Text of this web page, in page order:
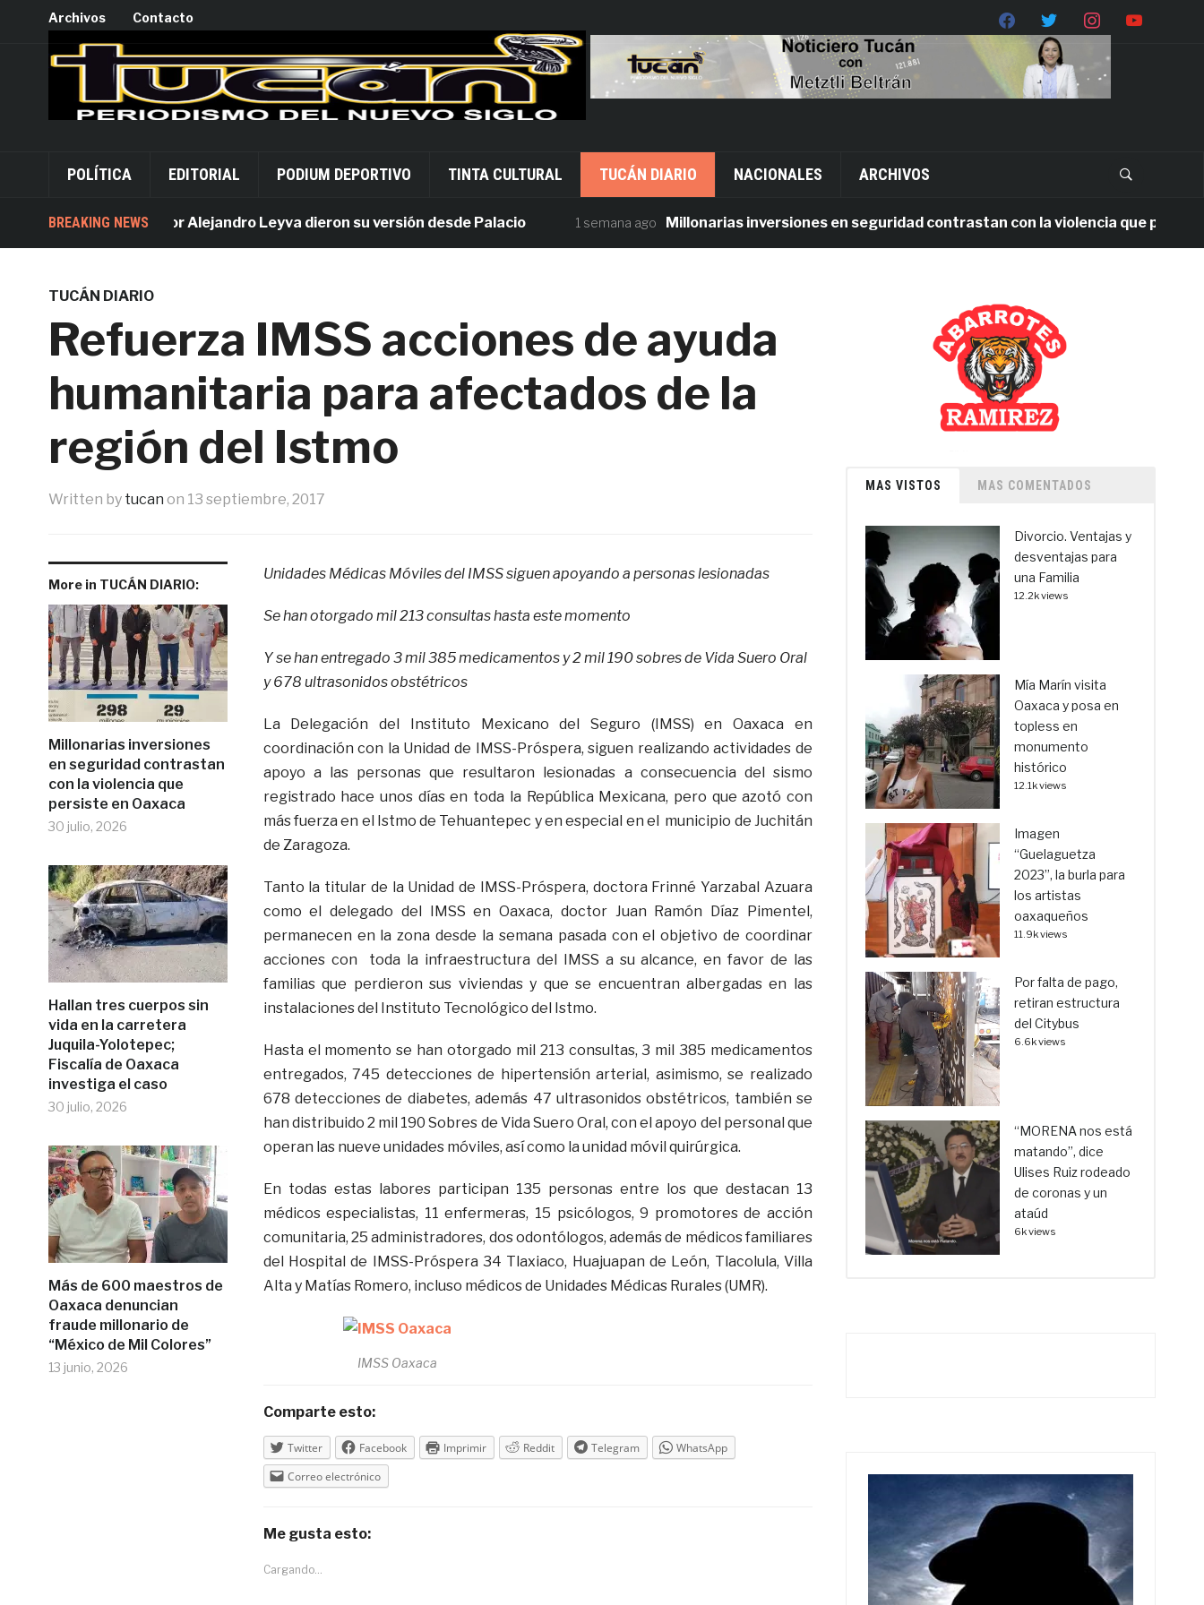
Archivos Contacto
POLÍTICA EDITORIAL PODIUM DEPORTIVO TINTA CULTURAL TUCÁN DIARIO NACIONALES ARCHIVOS
BREAKING NEWS
Acusados por Alejandro Leyva dieron su versión desde Palacio 1 semana ago Millonarias inversiones en seguridad contrastan con la violencia que persiste en
TUCÁN DIARIO
Refuerza IMSS acciones de ayuda
humanitaria para afectados de la
región del Istmo
Written by tucan on 13 septiembre, 2017
More in TUCÁN DIARIO:
Millonarias inversiones
en seguridad contrastan
con la violencia que
persiste en Oaxaca
30 julio, 2026
Hallan tres cuerpos sin
vida en la carretera
Juquila-Yolotepec;
Fiscalía de Oaxaca
investiga el caso
30 julio, 2026
Más de 600 maestros de
Oaxaca denuncian
fraude millonario de
“México de Mil Colores”
13 junio, 2026
Unidades Médicas Móviles del IMSS siguen apoyando a personas lesionadas
Se han otorgado mil 213 consultas hasta este momento
Y se han entregado 3 mil 385 medicamentos y 2 mil 190 sobres de Vida Suero Oral
y 678 ultrasonidos obstétricos
La Delegación del Instituto Mexicano del Seguro (IMSS) en Oaxaca en
coordinación con la Unidad de IMSS-Próspera, siguen realizando actividades de
apoyo a las personas que resultaron lesionadas a consecuencia del sismo
registrado hace unos días en toda la República Mexicana, pero que azotó con
más fuerza en el Istmo de Tehuantepec y en especial en el municipio de Juchitán
de Zaragoza.
Tanto la titular de la Unidad de IMSS-Próspera, doctora Frinné Yarzabal Azuara
como el delegado del IMSS en Oaxaca, doctor Juan Ramón Díaz Pimentel,
permanecen en la zona desde la semana pasada con el objetivo de coordinar
acciones con toda la infraestructura del IMSS a su alcance, en favor de las
familias que perdieron sus viviendas y que se encuentran albergadas en las
instalaciones del Instituto Tecnológico del Istmo.
Hasta el momento se han otorgado mil 213 consultas, 3 mil 385 medicamentos
entregados, 745 detecciones de hipertensión arterial, asimismo, se realizado
678 detecciones de diabetes, además 47 ultrasonidos obstétricos, también se
han distribuido 2 mil 190 Sobres de Vida Suero Oral, con el apoyo del personal que
operan las nueve unidades móviles, así como la unidad móvil quirúrgica.
En todas estas labores participan 135 personas entre los que destacan 13
médicos especialistas, 11 enfermeras, 15 psicólogos, 9 promotores de acción
comunitaria, 25 administradores, dos odontólogos, además de médicos familiares
del Hospital de IMSS-Próspera 34 Tlaxiaco, Huajuapan de León, Tlacolula, Villa
Alta y Matías Romero, incluso médicos de Unidades Médicas Rurales (UMR).
IMSS Oaxaca
Comparte esto:
Twitter Facebook Imprimir Reddit Telegram
WhatsApp
Correo electrónico
Me gusta esto:
Cargando...
MAS VISTOS MAS COMENTADOS
Divorcio. Ventajas y
desventajas para
una Familia
12.2k views
Mía Marín visita
Oaxaca y posa en
topless en
monumento
histórico
12.1k views
Imagen
“Guelaguetza
2023”, la burla para
los artistas
oaxaqueños
11.9k views
Por falta de pago,
retiran estructura
del Citybus
6.6k views
“MORENA nos está
matando”, dice
Ulises Ruiz rodeado
de coronas y un
ataúd
6k views